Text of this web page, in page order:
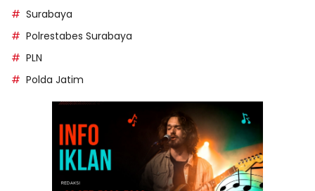
Surabaya
Polrestabes Surabaya
PLN
Polda Jatim